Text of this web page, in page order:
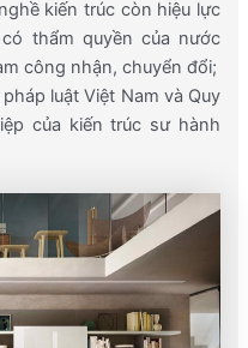
kiến trúc còn hiệu lực
thẩm quyền của nước
công nhận, chuyển đổi;
luật Việt Nam và Quy
của kiến trúc sư hành